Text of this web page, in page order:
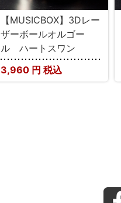
【MUSICBOX】3Dレー
ザーボールオルゴー
ル ハートスワン
3,960 円 税込